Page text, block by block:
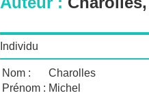
Individu
Nom :
Charolles
Prénom : Michel